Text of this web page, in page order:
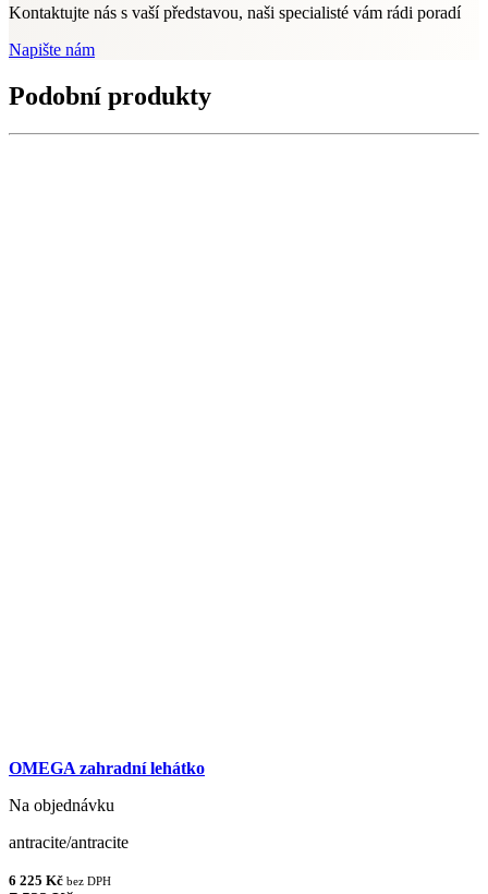
Kontaktujte nás s vaší představou, naši specialisté vám rádi poradí
Napište nám
Podobní produkty
OMEGA zahradní lehátko
Na objednávku
antracite/antracite
6 225 Kč bez DPH